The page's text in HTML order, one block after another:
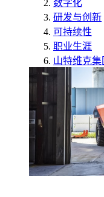
数字化
研发与创新
可持续性
职业生涯
山特维克集